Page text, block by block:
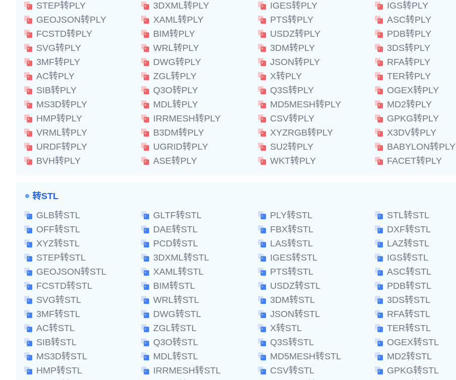
STEP转PLY
3DXML转PLY IGES转PLY IGS转PLY
GEOJSON转PLY
XAML转PLY PTS转PLY ASC转PLY
FCSTD转PLY
BIM转PLY USDZ转PLY PDB转PLY
SVG转PLY
WRL转PLY 3DM转PLY 3DS转PLY
3MF转PLY
DWG转PLY JSON转PLY RFA转PLY
AC转PLY
ZGL转PLY X转PLY TER转PLY
SIB转PLY
Q3O转PLY Q3S转PLY OGEX转PLY
MS3D转PLY
MDL转PLY MD5MESH转PLY MD2转PLY
HMP转PLY
IRRMESH转PLY CSV转PLY GPKG转PLY
VRML转PLY
B3DM转PLY XYZRGB转PLY X3DV转PLY
URDF转PLY
UGRID转PLY SU2转PLY BABYLON转PLY
BVH转PLY
ASE转PLY WKT转PLY FACET转PLY
转STL
GLB转STL
GLTF转STL PLY转STL STL转STL
OFF转STL
DAE转STL FBX转STL DXF转STL
XYZ转STL
PCD转STL LAS转STL LAZ转STL
STEP转STL
3DXML转STL IGES转STL IGS转STL
GEOJSON转STL
XAML转STL PTS转STL ASC转STL
FCSTD转STL
BIM转STL USDZ转STL PDB转STL
SVG转STL
WRL转STL 3DM转STL 3DS转STL
3MF转STL
DWG转STL JSON转STL RFA转STL
AC转STL
ZGL转STL X转STL TER转STL
SIB转STL
Q3O转STL Q3S转STL OGEX转STL
MS3D转STL
MDL转STL MD5MESH转STL MD2转STL
HMP转STL
IRRMESH转STL CSV转STL GPKG转STL